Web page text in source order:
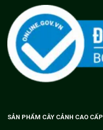
SẢN PHẨM CÂY CẢNH CAO CẤP